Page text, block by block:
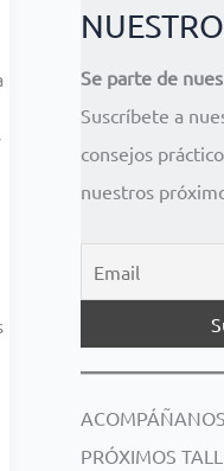
Se parte de
Suscríbete a
consejos
nuestros
PRÓXIMOS